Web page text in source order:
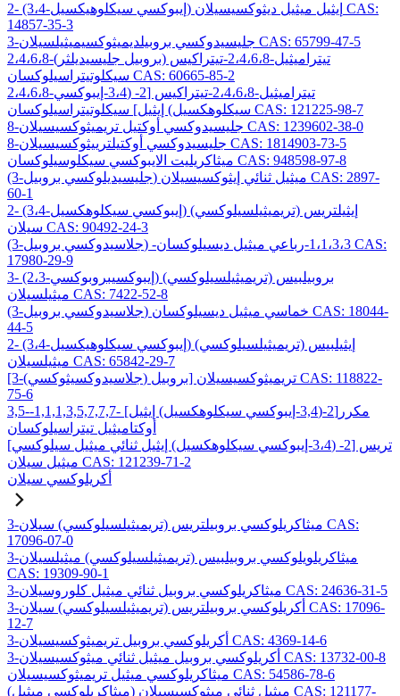
2- (3،4-إيبوكسي سيكلوهيكسيل) إيثيل ميثيل ديثوكسيسيلان CAS:
14857-35-3
3-جليسيدوكسي بروبيلديميثوكسيميثيلسيلان CAS: 65799-47-5
2،4،6،8-تيتراميثيل-2،4،6،8-تيتراكيس (بروبيل جليسيديلثر)
سيكلوتيتراسيلوكسان CAS: 60665-85-2
2،4،6،8-تيتراميثيل-2،4،6،8-تيتراكيس [2- (3،4-إيبوكسي
سيكلوهكسيل) إيثيل] سيكلوتيتراسيلوكسان CAS: 121225-98-7
8-جليسيدوكسي أوكتيل تريميثوكسيسيلان CAS: 1239602-38-0
8-جليسيدوكسي أوكتيلترييثوكسيسيلان CAS: 1814903-73-5
ميثاكريليت الايبوكسي سيكلوسيلوكسان CAS: 948598-97-8
(3-جليسيديلوكسي بروبيل) ميثيل ثنائي إيثوكسيسيلان CAS: 2897-
60-1
2- (3،4-إيبوكسي سيكلوهكسيل) إيثيلتريس (تريميثيلسيلوكسي)
سيلان CAS: 90492-24-3
(3-جلاسيدوكسي بروبيل) -1،1،3،3-رباعي ميثيل ديسيلوكسان CAS:
17980-29-9
3- (2،3-إيبوكسيبروبوكسي) بروبيلبيس (تريميثيلسيلوكسي)
ميثيلسيلان CAS: 7422-52-8
(3-جلاسيدوكسي بروبيل) خماسي ميثيل ديسيلوكسان CAS: 18044-
44-5
2- (3،4-إيبوكسي سيكلوهيكسيل) إيثيلبيس (تريميثيلسيلوكسي)
ميثيلسيلان CAS: 65842-29-7
[3-(جلاسيدوكسيثوكسي) بروبيل] تريميثوكسيسيلان CAS: 118822-
75-6
3,5-مكرر[2-(3,4-إيبوكسي سيكلوهكسيل) إيثيل] -1,1,1,3,5,7,7,7-
أوكتاميثيل تيتراسيلوكسان
تريس [2- (3،4-إيبوكسي سيكلوهكسيل) إيثيل ثنائي ميثيل سيلوكسي]
ميثيل سيلان CAS: 121239-71-2
أكريلوكسي سيلان
3-ميثاكريلوكسي بروبيلتريس (تريميثيلسيلوكسي) سيلان CAS:
17096-07-0
3-ميثاكريلويلوكسي بروبيلبيس (تريميثيلسيلوكسي) ميثيلسيلان
CAS: 19309-90-1
3-ميثاكريلوكسي بروبيل ثنائي ميثيل كلوروسيلان CAS: 24636-31-5
3-أكريلوكسي بروبيلتريس (تريميثيلسيلوكسي) سيلان CAS: 17096-
12-7
3-أكريلوكسي بروبيل تريميثوكسيسيلان CAS: 4369-14-6
3-أكريلوكسي بروبيل ميثيل ثنائي ميثوكسيسيلان CAS: 13732-00-8
ميثاكريلوكسي ميثيل تريميثوكسيسيلان CAS: 54586-78-6
(ميثاكريلوكسي ميثيل) ميثيل ثنائي ميثوكسيسيلان CAS: 121177-